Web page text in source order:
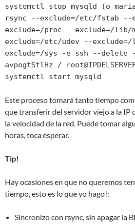
systemctl stop mysqld (o
rsync --exclude=/etc/fstab --
exclude=/proc --exclude=/lib/
exclude=/etc/udev --
exclude=/sys -e ssh --delete
avpogtStlHz /
systemctl start mysqld
Este proceso tomará tanto tiempo
que transferir del servidor viejo a la IP
la velocidad de la red. Puede tomar
horas, toca esperar.
Tip!
Hay ocasiones en que no queremos
tiempo, esto es lo que yo hago!:
Sincronizo con rsync, sin apagar la